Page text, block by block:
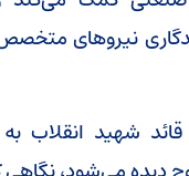
نیروهای
قائد شهید انقلاب